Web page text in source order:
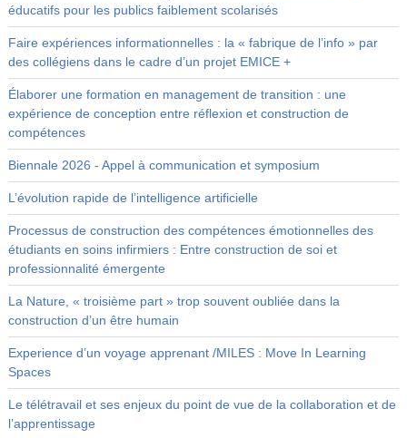
éducatifs pour les publics faiblement scolarisés
Faire expériences informationnelles : la « fabrique de l’info » par
des collégiens dans le cadre d’un projet EMICE +
Élaborer une formation en management de transition : une
expérience de conception entre réflexion et construction de
compétences
Biennale 2026 - Appel à communication et symposium
L’évolution rapide de l’intelligence artificielle
Processus de construction des compétences émotionnelles des
étudiants en soins infirmiers : Entre construction de soi et
professionnalité émergente
La Nature, « troisième part » trop souvent oubliée dans la
construction d’un être humain
Experience d’un voyage apprenant /MILES : Move In Learning
Spaces
Le télétravail et ses enjeux du point de vue de la collaboration et de
l’apprentissage